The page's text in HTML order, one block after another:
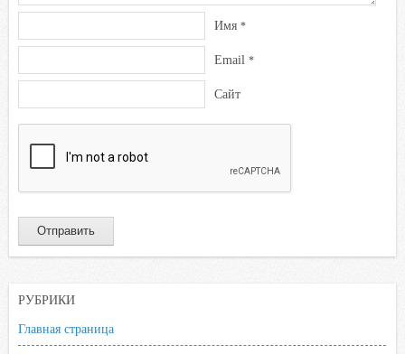
Имя *
Email *
Сайт
РУБРИКИ
Главная страница